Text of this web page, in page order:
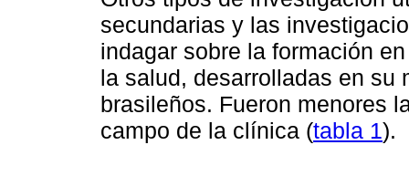
secundarias y las
indagar sobre la formación
la salud, desarrolladas en su
brasileños. Fueron menores
campo de la clínica (tabla 1).